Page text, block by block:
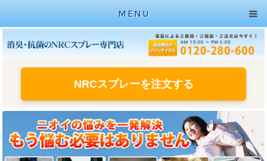
MENU
NRCスプレーを注文する